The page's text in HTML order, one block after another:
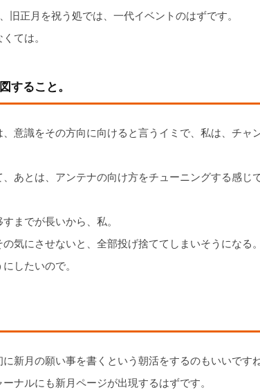
旧正月を祝う処では、一代イベントのはずです。
ては。
すること。
意識をその方向に向けると言うイミで、私は、チャ
あとは、アンテナの向け方をチューニングする感じで
までが長いから、私。
気にさせないと、全部投げ捨ててしまいそうになる。
したいので。
新月の願い事を書くという朝活をするのもいいですね
ナルにも新月ページが出現するはずです。